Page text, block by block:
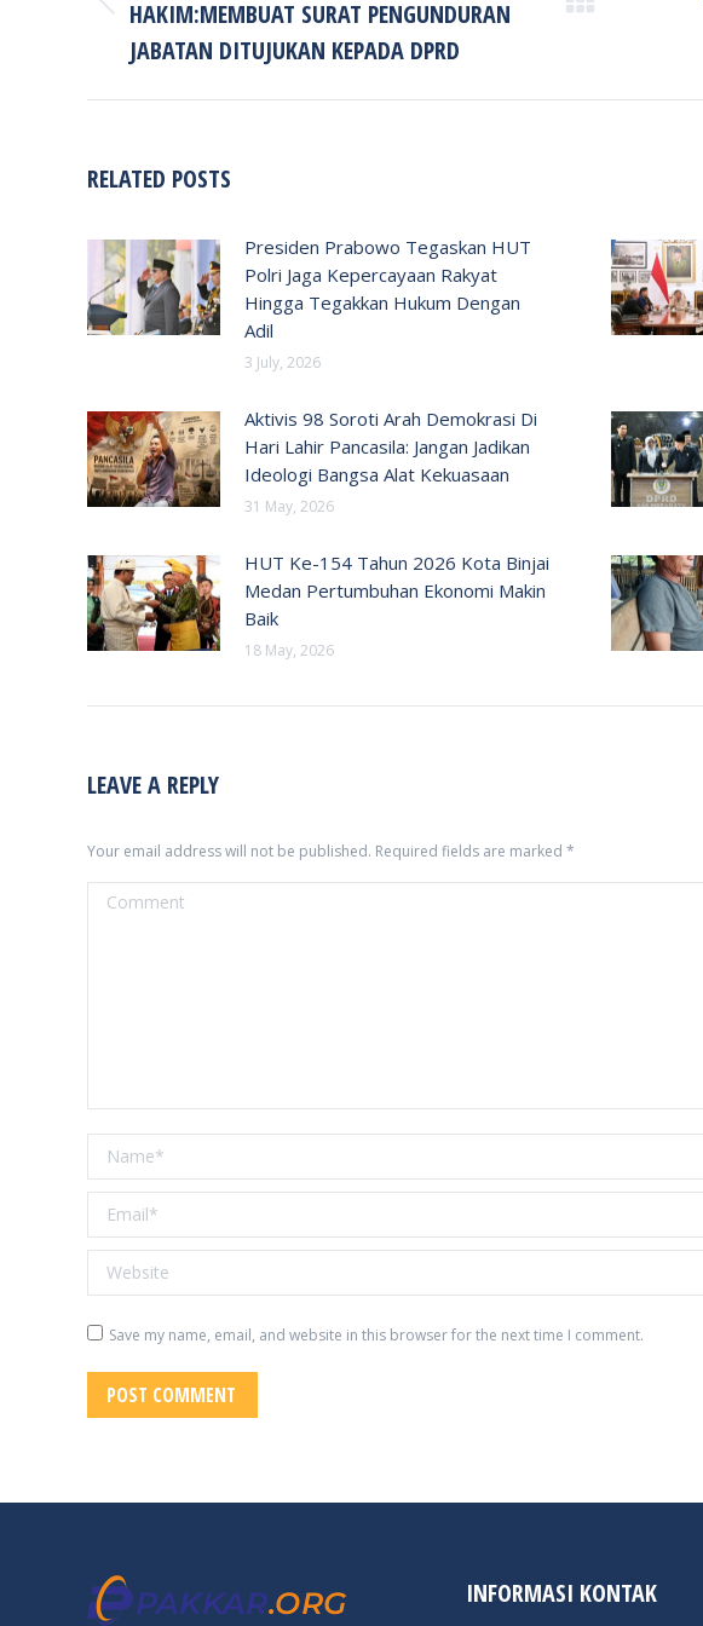
Previous
post:
HAKIM:MEMBUAT SURAT PENGUNDURAN
JABATAN DITUJUKAN KEPADA DPRD
RELATED POSTS
Presiden Prabowo Tegaskan HUT
Polri Jaga Kepercayaan Rakyat
Hingga Tegakkan Hukum Dengan
Adil
3 July, 2026
Aktivis 98 Soroti Arah Demokrasi Di
Hari Lahir Pancasila: Jangan Jadikan
Ideologi Bangsa Alat Kekuasaan
31 May, 2026
HUT Ke-154 Tahun 2026 Kota Binjai
Medan Pertumbuhan Ekonomi Makin
Baik
18 May, 2026
LEAVE A REPLY
Your email address will not be published. Required fields are marked *
Comment
Name *
Email *
Website
Save my name, email, and website in this browser for the next time I comment.
POST COMMENT
INFORMASI KONTAK